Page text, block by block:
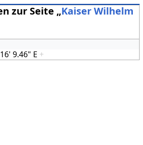
zur Seite „Kaiser Wilhelm
9.46" E +